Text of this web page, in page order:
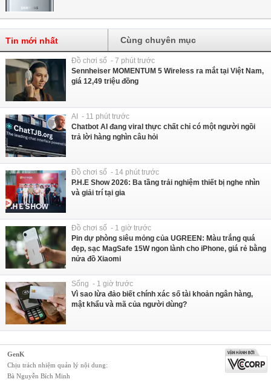
Tin mới nhất Cùng chuyên mục
Đồ chơi số - 7 phút trước
Sennheiser MOMENTUM 5 Wireless ra mắt tại Việt Nam,
giá 12,49 triệu đồng
AI - 11 phút trước
Chatbot AI đang viral thực chất chỉ có một người ngồi
trả lời hàng nghìn câu hỏi
Đồ chơi số - 14 phút trước
P.H.E Show 2026: Ba tầng trải nghiệm thiết bị nghe nhìn
và giải trí tại gia
Đồ chơi số - 1 giờ trước
Pin dự phòng siêu mỏng của UGREEN: Màu trắng quá
đẹp, sạc MagSafe 15W ngon lành cho iPhone, giá rẻ bằng
nửa đồ Xiaomi
Sống - 1 giờ trước
Vì sao lừa đảo biết chính xác số tài khoản ngân hàng,
mật khẩu và mã của người dùng?
GenK
Chịu trách nhiệm quản lý nội dung:
Bà Nguyễn Bích Minh